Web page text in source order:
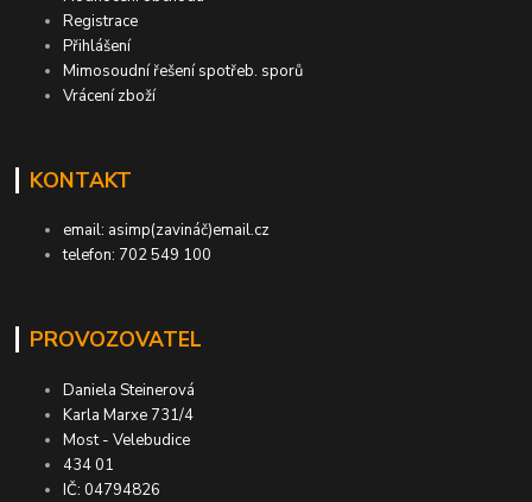
Registrace
Přihlášení
Mimosoudní řešení spotřeb. sporů
Vrácení zboží
KONTAKT
email: asimp(zavináč)email.cz
telefon: 702 549 100
PROVOZOVATEL
Daniela Steinerová
Karla Marxe 731/4
Most - Velebudice
434 01
IČ: 04794826